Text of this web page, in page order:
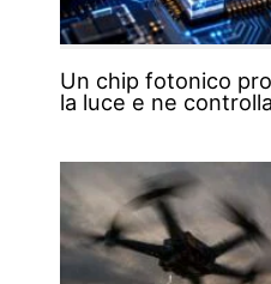
Un chip fotonico
la luce e ne